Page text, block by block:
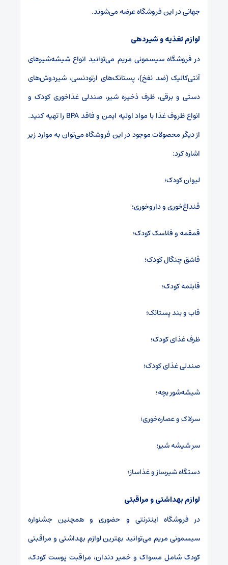
جهانی در این فروشگاه عرضه می‌شوند.
لوازم تغذیه و شیردهی
در فروشگاه سیسمونی مریم می‌توانید انواع شیشه‌شیرهای
آنتی‌کالیک (ضد نفخ)، پستانک‌های ارتودنسی، شیردوش‌های
دستی و برقی، ظرف ذخیره شیر، صندلی غذاخوری کودک و
انواع ظروف غذا با مواد اولیه ایمن و فاقد BPA را تهیه کنید.
از دیگر محصولات موجود در این فروشگاه می‌توان به موارد زیر
اشاره کرد:
لیوان کودک؛
قنداغ‌خوری و داروخوری؛
قمقمه و فلاسک کودک؛
قاشق چنگال کودک؛
قابلمه کودک؛
قاب و بند پستانک؛
ظرف غذای کودک؛
صندلی غذای کودک؛
شیشه‌شور بچه؛
سرلاک و عصاره‌خوری؛
سر شیشه شیر؛
دستگاه شیرساز و غذاساز؛
لوازم بهداشتی و مراقبتی
در فروشگاه اینترنتی و حضوری و همچنین جشنواره
سیسمونی مریم می‌توانید بهترین لوازم بهداشتی و مراقبتی
کودک شامل مسواک و خمیر دندان، مراقبت پوست کودک،